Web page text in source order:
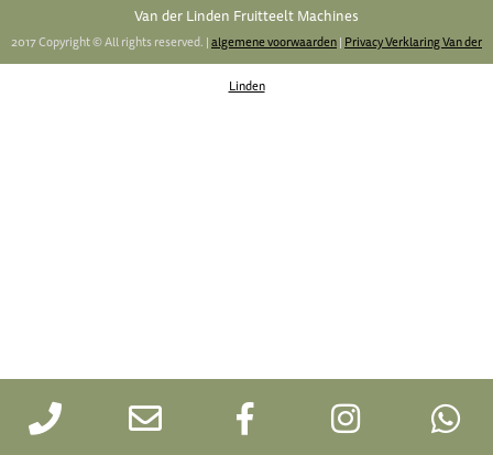
Van der Linden Fruitteelt Machines
2017 Copyright © All rights reserved. |algemene voorwaarden| Privacy Verklaring Van der
Linden